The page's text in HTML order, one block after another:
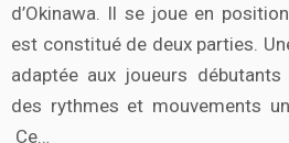
d’Okinawa. Il se joue en
est constitué de deux parties.
adaptée aux joueurs
des rythmes et mouvements
Ce…